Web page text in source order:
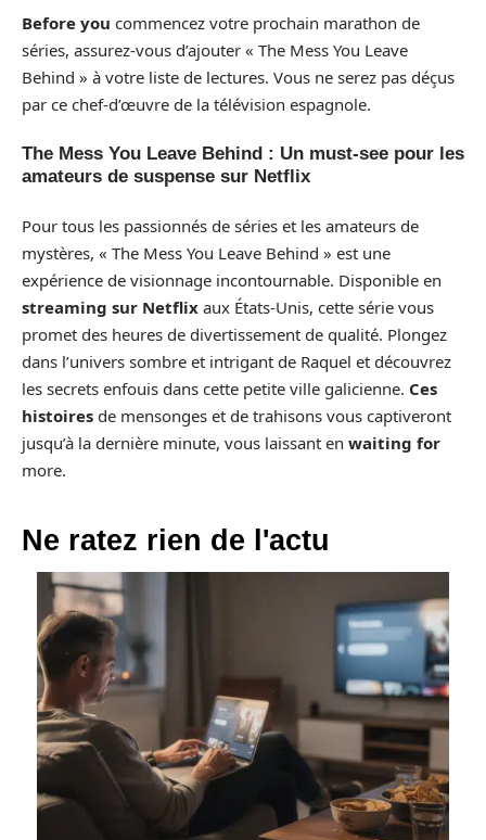
Before you commencez votre prochain marathon de
séries, assurez-vous d’ajouter « The Mess You Leave
Behind » à votre liste de lectures. Vous ne serez pas déçus
par ce chef-d’œuvre de la télévision espagnole.
The Mess You Leave Behind : Un must-see pour les
amateurs de suspense sur Netflix
Pour tous les passionnés de séries et les amateurs de
mystères, « The Mess You Leave Behind » est une
expérience de visionnage incontournable. Disponible en
streaming sur Netflix aux États-Unis, cette série vous
promet des heures de divertissement de qualité. Plongez
dans l’univers sombre et intrigant de Raquel et découvrez
les secrets enfouis dans cette petite ville galicienne. Ces
histoires de mensonges et de trahisons vous captiveront
jusqu’à la dernière minute, vous laissant en waiting for
more.
Ne ratez rien de l'actu